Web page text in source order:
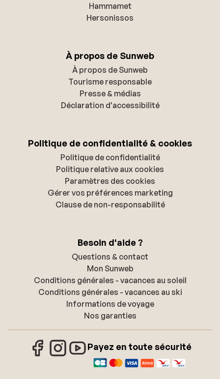
Hammamet
Hersonissos
À propos de Sunweb
À propos de Sunweb
Tourisme responsable
Presse & médias
Déclaration d'accessibilité
Politique de confidentialité & cookies
Politique de confidentialité
Politique relative aux cookies
Paramètres des cookies
Gérer vos préférences marketing
Clause de non-responsabilité
Besoin d'aide ?
Questions & contact
Mon Sunweb
Conditions générales - vacances au soleil
Conditions générales - vacances au ski
Informations de voyage
Nos garanties
Payez en toute sécurité